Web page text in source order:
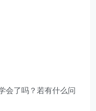
会了吗？若有什么问